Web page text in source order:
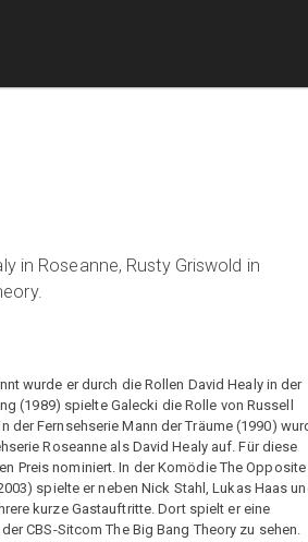
in Roseanne, Rusty Griswold in
wurde er durch die Rollen David Healy in der
(1989) spielte Galecki die Rolle von Russell
der Fernsehserie Mann der Träume (1990)
Roseanne als David Healy auf. Für diese
Preis nominiert. In der Komödie The Opposite
spielte er neben Nick Stahl, Lukas Haas
kurze Gastauftritte. Dort spielt er eine
CBS-Sitcom The Big Bang Theory zu sehen.